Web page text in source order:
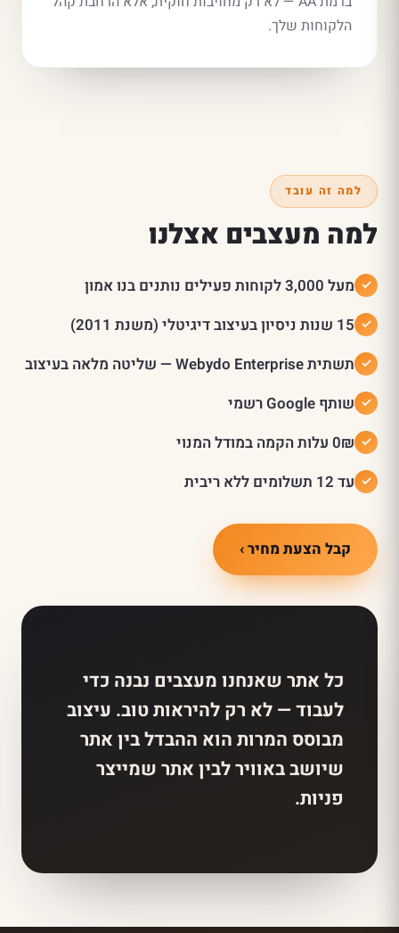
הלקוחות שלך.
למה זה עובד
למה מעצבים אצלנו
מעל 3,000 לקוחות פעילים נותנים בנו אמון
15 שנות ניסיון בעיצוב דיגיטלי (משנת 2011)
תשתית Webydo Enterprise — שליטה מלאה בעיצוב
שותף Google רשמי
0₪ עלות הקמה במודל המנוי
עד 12 תשלומים ללא ריבית
קבל הצעת מחיר ›
כל אתר שאנחנו מעצבים נבנה כדי
לעבוד — לא רק להיראות טוב. עיצוב
מבוסס המרות הוא ההבדל בין אתר
שיושב באוויר לבין אתר שמייצר
פניות.